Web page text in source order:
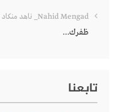
Nahid Mengad_ ناهد منكاد
ظفرك…
تابعنا